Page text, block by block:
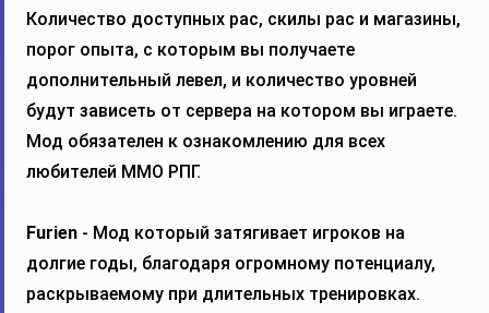
Количество доступных рас, скилы рас и магазины,
порог опыта, с которым вы получаете
дополнительный левел, и количество уровней
будут зависеть от сервера на котором вы играете.
Мод обязателен к ознакомлению для всех
любителей ММО РПГ.
Furien - Мод который затягивает игроков на
долгие годы, благодаря огромному потенциалу,
раскрываемому при длительных тренировках.